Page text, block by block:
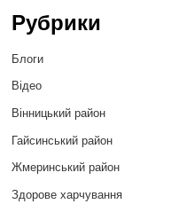
Рубрики
Блоги
Відео
Вінницький район
Гайсинський район
Жмеринський район
Здорове харчування